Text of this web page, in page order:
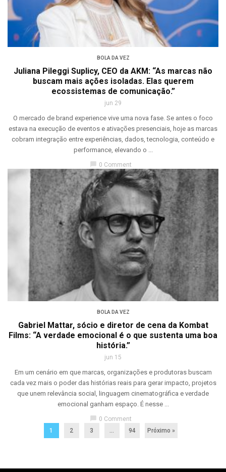
BOLA DA VEZ
Juliana Pileggi Suplicy, CEO da AKM: “As marcas não
buscam mais ações isoladas. Elas querem
ecossistemas de comunicação.”
jun 29
O mercado de brand experience vive uma nova fase. Se antes o foco
estava na execução de eventos e ativações presenciais, hoje as marcas
cobram integração entre experiências, dados, tecnologia, conteúdo e
performance, elevando o ...
chat_bubble 0 Comment
BOLA DA VEZ
Gabriel Mattar, sócio e diretor de cena da Kombat
Films: “A verdade emocional é o que sustenta uma boa
história.”
jun 15
Em um cenário em que marcas, organizações e produtoras buscam
cada vez mais o poder das histórias reais para gerar impacto, projetos
que unem relevância social, linguagem cinematográfica e verdade
emocional ganham espaço. É nesse ...
0 Comment
1
2 3 94 Próximo »